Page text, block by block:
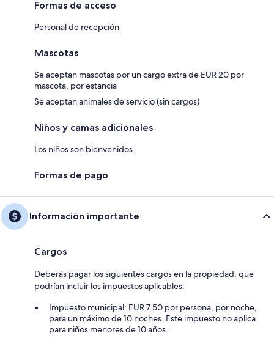
Formas de acceso
Personal de recepción
Mascotas
Se aceptan mascotas por un cargo extra de EUR 20 por
mascota, por estancia
Se aceptan animales de servicio (sin cargos)
Niños y camas adicionales
Los niños son bienvenidos.
Formas de pago
Información importante
Cargos
Deberás pagar los siguientes cargos en la propiedad, que
podrían incluir los impuestos aplicables:
Impuesto municipal: EUR 7.50 por persona, por noche,
para un máximo de 10 noches. Este impuesto no aplica
para niños menores de 10 años.